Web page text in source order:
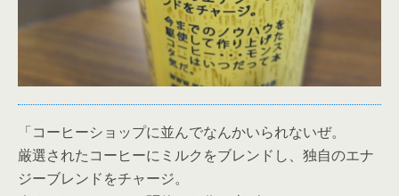
「コーヒーショップに並んでなんかいられないぜ。
厳選されたコーヒーにミルクをブレンドし、独自のエナ
ジーブレンドをチャージ。